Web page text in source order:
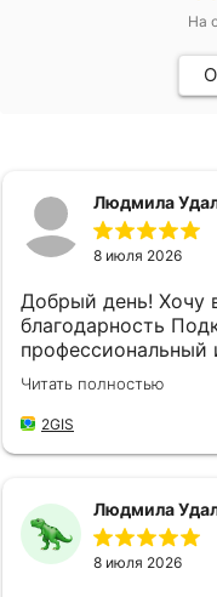
На
Людмила
8 июля 2026
Добрый день! Хочу
благодарность
профессиональный
своей работе, за
обслуживание! Не
Страховой Дом
потребности и
что значительно
оформления
Читать полностью
2GIS
Людмила
8 июля 2026